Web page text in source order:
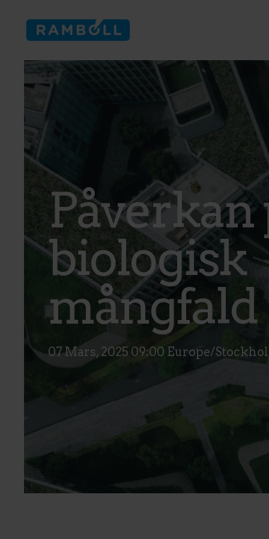
Navigation bar
Påverkan
biologisk
mångfald
07 Mars, 2025 09:00 Europe/